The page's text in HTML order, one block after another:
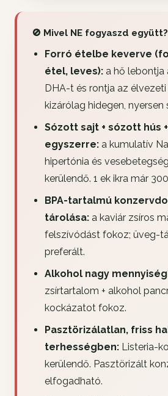
🚫 Mivel NE fogyaszd együtt?
Forró ételbe keverve
étel, leves):a hő lebontja
DHA-t és rontja az
kizárólag hidegen, nyersen
Sózott sajt + sózott hús
egyszerre:a kumulatív
hipertónia és
kerülendő. 1 ek ikra már
BPA-tartalmú
tárolása:a kaviár zsíros
felszívódást fokoz; üveg-
preferált.
Alkohol nagy
zsírtartalom + alkohol
kockázatot fokoz.
Pasztörizálatlan, friss
terhességben:Listeria-
kerülendő. Pasztörizált
elfogadható.